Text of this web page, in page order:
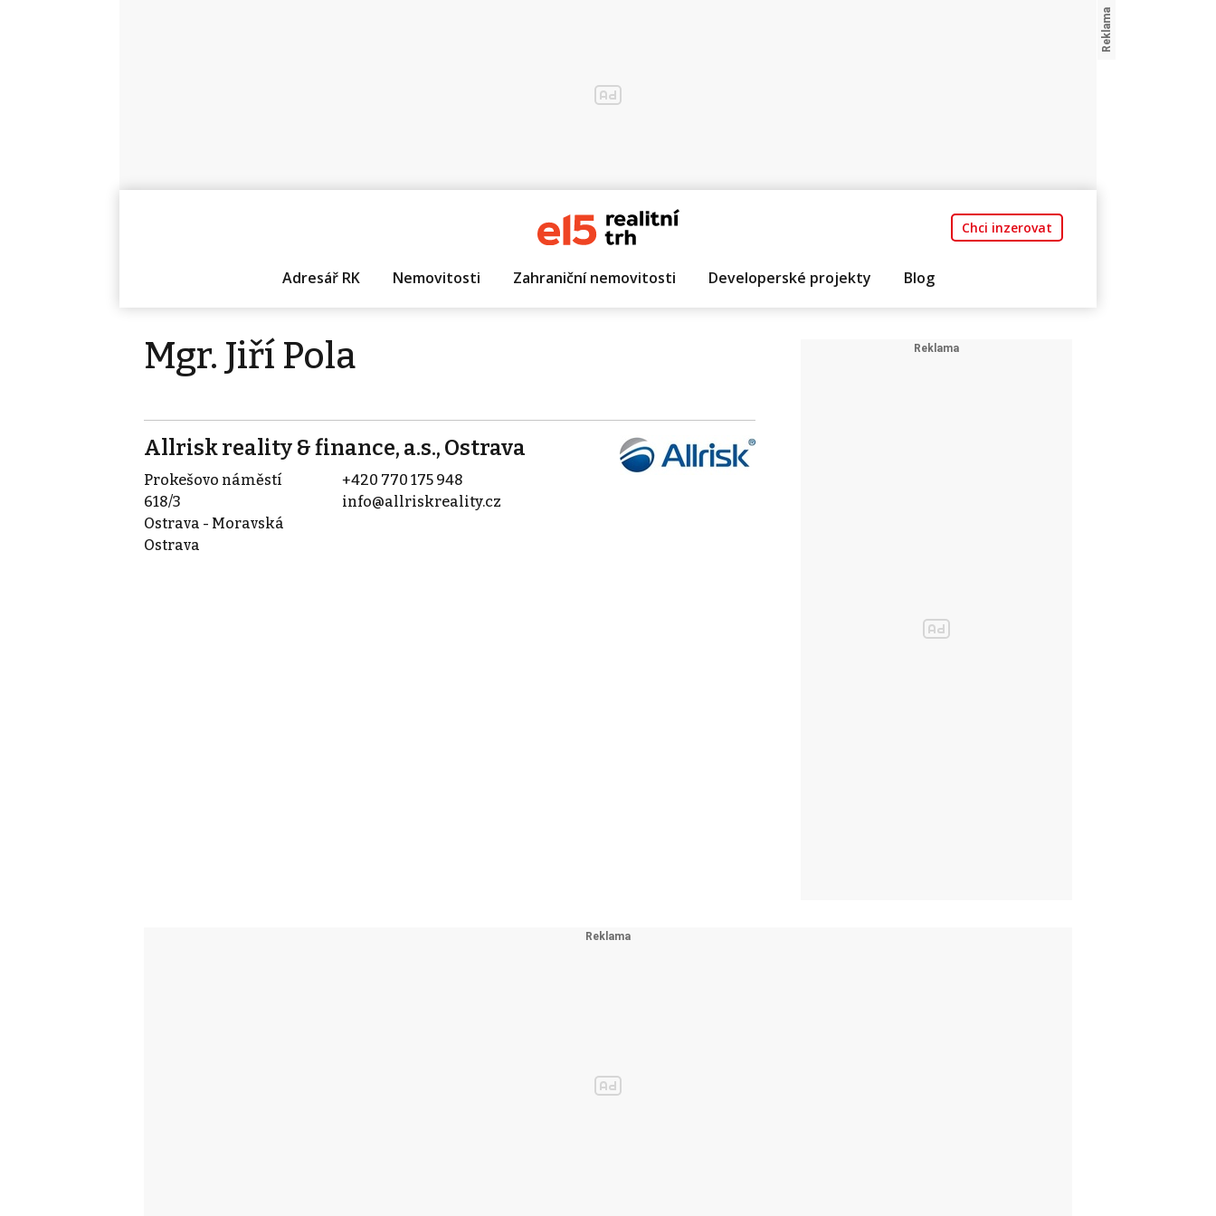
Chci inzerovat
Adresář RK Nemovitosti Zahraniční nemovitosti Developerské projekty Blog
Mgr. Jiří Pola
Allrisk reality & finance, a.s., Ostrava
Prokešovo náměstí
618/3
Ostrava - Moravská
Ostrava
+420 770 175 948
info@allriskreality.cz